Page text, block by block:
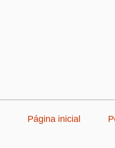
Página inicial